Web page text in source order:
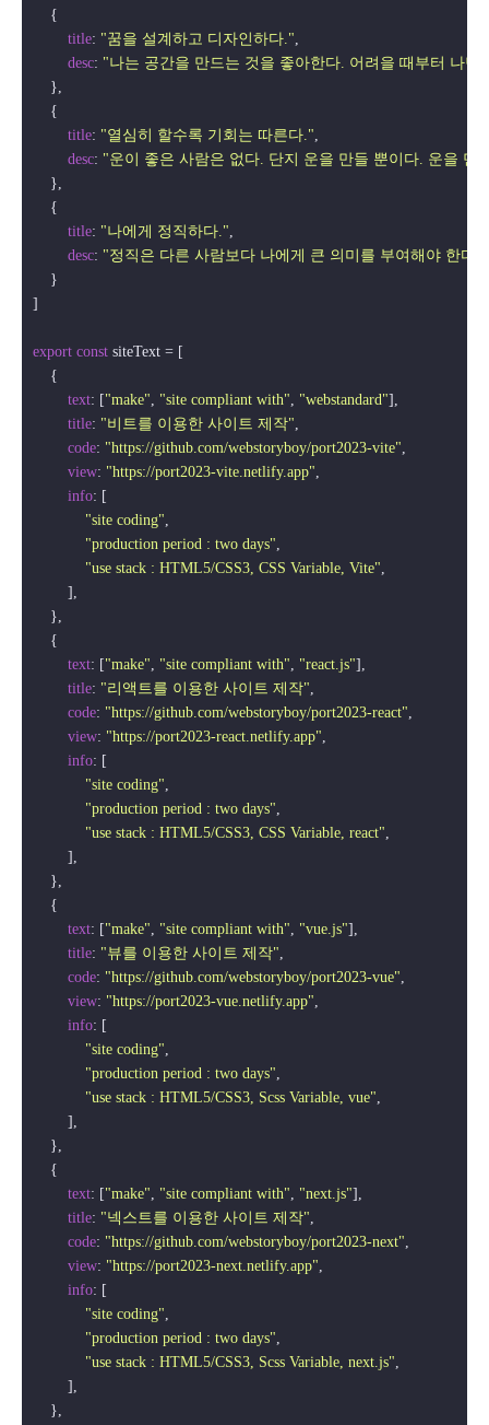
    {
title: "꿈을 설계하고 디자인하다.",
desc: "나는 공간을 만드는 것을 좋아한다. 어려을 때부터 나
    },
    {
title: "열심히 할수록 기회는 따른다.",
desc: "운이 좋은 사람은 없다. 단지 운을 만들 뿐이다. 운을
    },
    {
title: "나에게 정직하다.",
desc: "정직은 다른 사람보다 나에게 큰 의미를 부여해야 한다
    }
]
export const siteText = [
    {
text: ["make", "site compliant with", "webstandard"],
title: "비트를 이용한 사이트 제작",
code: "https://github.com/webstoryboy/port2023-vite",
view: "https://port2023-vite.netlify.app",
info: [
"site coding",
"production period : two days",
"use stack : HTML5/CSS3, CSS Variable, Vite",
        ],
    },
    {
text: ["make", "site compliant with", "react.js"],
title: "리액트를 이용한 사이트 제작",
code: "https://github.com/webstoryboy/port2023-react",
view: "https://port2023-react.netlify.app",
info: [
"site coding",
"production period : two days",
"use stack : HTML5/CSS3, CSS Variable, react",
        ],
    },
    {
text: ["make", "site compliant with", "vue.js"],
title: "뷰를 이용한 사이트 제작",
code: "https://github.com/webstoryboy/port2023-vue",
view: "https://port2023-vue.netlify.app",
info: [
"site coding",
"production period : two days",
"use stack : HTML5/CSS3, Scss Variable, vue",
        ],
    },
    {
text: ["make", "site compliant with", "next.js"],
title: "넥스트를 이용한 사이트 제작",
code: "https://github.com/webstoryboy/port2023-next",
view: "https://port2023-next.netlify.app",
info: [
"site coding",
"production period : two days",
"use stack : HTML5/CSS3, Scss Variable, next.js",
        ],
    },